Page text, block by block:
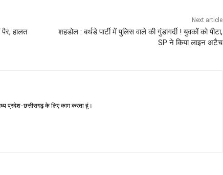
हालत
Next article
शहडोल : बर्थडे पार्टी में पुलिस वाले की गुंडागर्दी ! युवकों को पीटा,
SP ने किया लाइन अटैच
प्रदेश-छत्तीसगढ़ के लिए काम करता हूं।